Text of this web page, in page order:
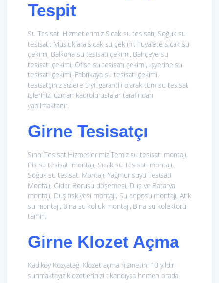
Tespit
Su Tesisatı Hizmetlerimiz Sıcak su tesisatı, Soğuk su
tesisatı, Musluklara sıcak su çekimi, Tuvalete sıcak su
çekimi, Balkona su tesisatı çekimi, Bahçeye su
tesisatı çekimi, Ofise su tesisatı çekimi, İşyerine su
tesisatı çekimi, Fabrikaya su tesisatı çekimi.
tesisatçınız sizlere 5 yıl garantili olarak tüm su tesisat
işlerinizi uzman kadrolu ustalar tarafından
yapılmaktadır.
Girne Tesisatçı
Sıhhi Tesisat Hizmetlerimiz Temiz su tesisatı montajı,
Pis su tesisatı montajı, Sıcak su Tesisatı montajı,
Soğuk su tesisatı Montajı, Yağmur suyu Tesisatı
Montajı, Gider Borusu döşemesi, Duş ve Batarya
montajı, Duş fıskiyesi montajı, Su deposu montajı, Atık
su montajı, Bina su kolluk montajı, Bina su kolektörü
tamiri.
Girne Klozet Açma
Kadıköy Kozyatağı Klozet açma hizmetini 10 yıldır
sunmaktayız klozetlerinizi tıkandıysa hemen orada